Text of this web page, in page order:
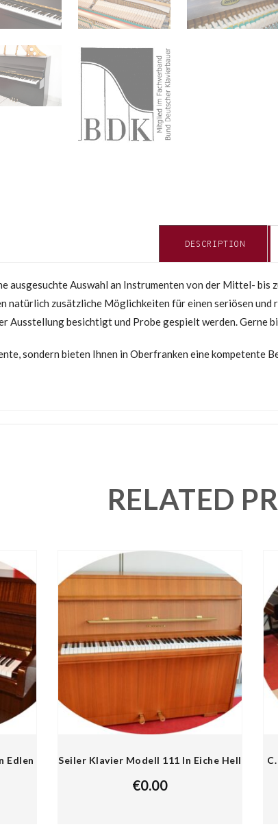
DESCRIPTION
ausgesuchte Auswahl an Instrumenten von der Mittel- bis
natürlich zusätzliche Möglichkeiten für einen seriösen und
Ausstellung besichtigt und Probe gespielt werden. Gerne
sondern bieten Ihnen in Oberfranken eine kompetente
RELATED
Edlen
Seiler Klavier Modell 111 In Eiche Hell
€0.00